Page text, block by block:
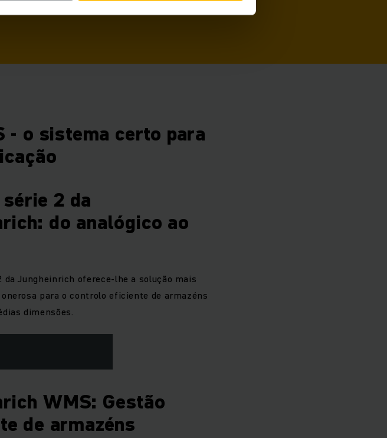
- o sistema certo para
2 da
do analógico ao
da Jungheinrich oferece-lhe a solução mais
para o controlo eficiente de armazéns
dimensões.
WMS: Gestão
de armazéns